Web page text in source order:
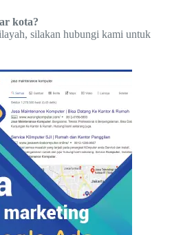
kota?
silakan hubungi kami untuk